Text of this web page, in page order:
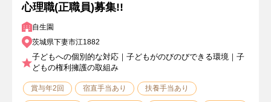
心理職(正職員)募集!!
自生園
茨城県下妻市江1882
子どもへの個別的な対応｜子どもがのびのびできる環境｜子
どもの権利擁護の取組み
賞与年2回 宿直手当あり 扶養手当あり